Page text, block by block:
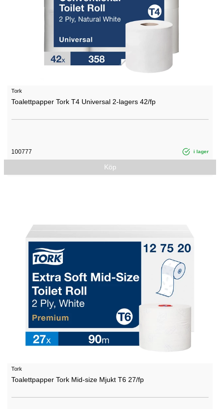
Tork
Toalettpapper Tork T4 Universal 2-lagers 42/fp
100777 i lager
Köp
Tork
Toalettpapper Tork Mid-size Mjukt T6 27/fp